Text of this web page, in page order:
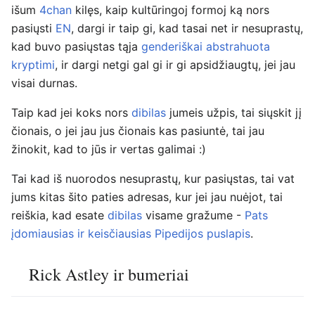
išum 4chan kilęs, kaip kultūringoj formoj ką nors
pasiųsti EN, dargi ir taip gi, kad tasai net ir nesuprastų,
kad buvo pasiųstas tąja genderiškai abstrahuota
kryptimi, ir dargi netgi gal gi ir gi apsidžiaugtų, jei jau
visai durnas.
Taip kad jei koks nors dibilas jumeis užpis, tai siųskit jį
čionais, o jei jau jus čionais kas pasiuntė, tai jau
žinokit, kad to jūs ir vertas galimai :)
Tai kad iš nuorodos nesuprastų, kur pasiųstas, tai vat
jums kitas šito paties adresas, kur jei jau nuėjot, tai
reiškia, kad esate dibilas visame gražume - Pats
įdomiausias ir keisčiausias Pipedijos puslapis.
Rick Astley ir bumeriai